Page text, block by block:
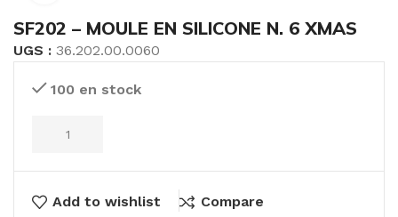
SF202 – MOULE EN SILICONE N. 6 XMAS
UGS : 36.202.00.0060
100 en stock
Add to wishlist Compare